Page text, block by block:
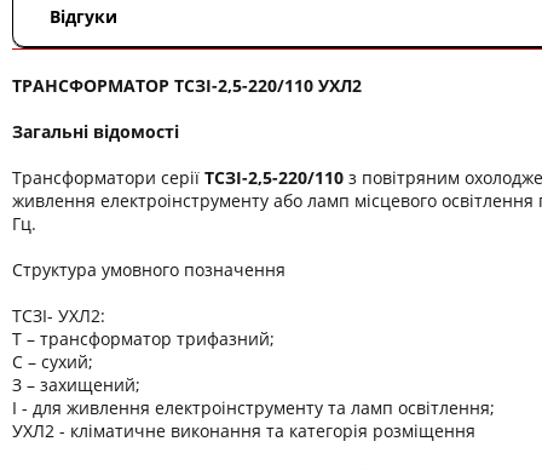
Відгуки
ТРАНСФОРМАТОР ТСЗІ-2,5-220/110 УХЛ2
Загальні відомості
Трансформатори серії ТСЗІ-2,5-220/110 з повітряним
живлення електроінструменту або ламп місцевого освітлення
Гц.
Структура умовного позначення
ТСЗІ- УХЛ2:
Т – трансформатор трифазний;
С – сухий;
З – захищений;
І - для живлення електроінструменту та ламп освітлення;
УХЛ2 - кліматичне виконання та категорія розміщення